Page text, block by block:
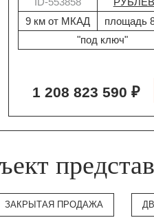
9 км от МКАД
площадь
"под ключ"
1 208 823 590 ₽
ЗАКРЫТАЯ ПРОДАЖА